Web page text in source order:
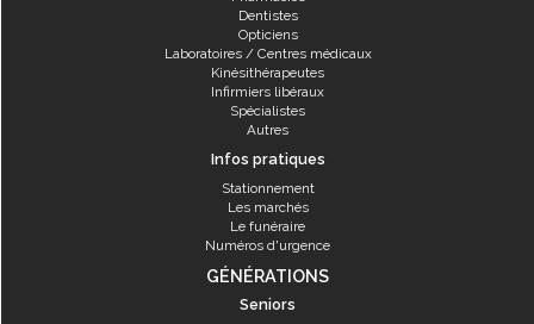
Dentistes
Opticiens
Laboratoires / Centres médicaux
Kinésithérapeutes
Infirmiers libéraux
Spécialistes
Autres
Infos pratiques
Stationnement
Les marchés
Le funéraire
Numéros d'urgence
GÉNÉRATIONS
Seniors